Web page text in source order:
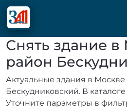
Снять здание
район
Актуальные здания в
Бескудниковский. В
Уточните параметры в